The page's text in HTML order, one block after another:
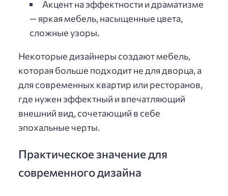
Акцент на эффектности и драматизме
— яркая мебель, насыщенные цвета,
сложные узоры.
Некоторые дизайнеры создают мебель,
которая больше подходит не для дворца, а
для современных квартир или ресторанов,
где нужен эффектный и впечатляющий
внешний вид, сочетающий в себе
эпохальные черты.
Практическое значение для
современного дизайна